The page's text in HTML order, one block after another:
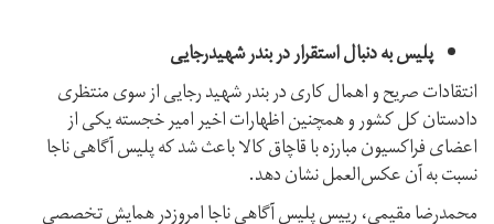
پلیس به دنبال استقرار در بندر شهیدرجایی
انتقادات صریح و اهمال کاری در بندر شهید رجایی از سوی منتظری
دادستان کل کشور و همچنین اظهارات اخیر امیر خجسته یکی از
اعضای فراکسیون مبارزه با قاچاق کالا باعث شد که پلیس آگاهی ناجا
نسبت به آن عکس‌العمل نشان دهد.